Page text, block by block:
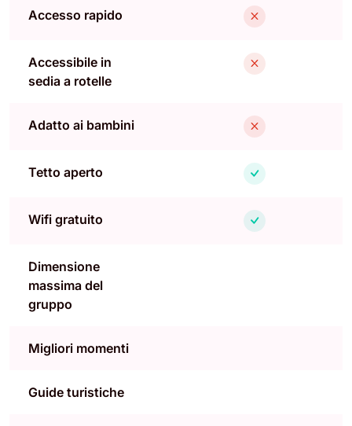
Accesso rapido
Accessibile in
sedia a rotelle
Adatto ai bambini
Tetto aperto
Wifi gratuito
Dimensione
massima del
gruppo
Migliori momenti
Guide turistiche